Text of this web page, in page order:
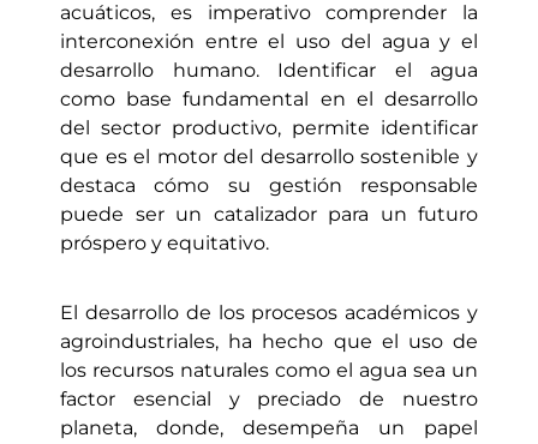
acuáticos, es imperativo comprender la
interconexión entre el uso del agua y el
desarrollo humano. Identificar el agua
como base fundamental en el desarrollo
del sector productivo, permite identificar
que es el motor del desarrollo sostenible y
destaca cómo su gestión responsable
puede ser un catalizador para un futuro
próspero y equitativo.
El desarrollo de los procesos académicos y
agroindustriales, ha hecho que el uso de
los recursos naturales como el agua sea un
factor esencial y preciado de nuestro
planeta, donde, desempeña un papel